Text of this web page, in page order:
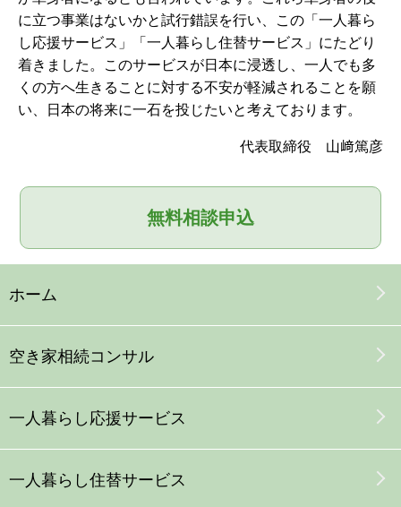
に立つ事業はないかと試行錯誤を行い、この「一人暮ら
し応援サービス」「一人暮らし住替サービス」にたどり
着きました。このサービスが日本に浸透し、一人でも多
くの方へ生きることに対する不安が軽減されることを願
い、日本の将来に一石を投じたいと考えております。
代表取締役 山﨑篤彦
無料相談申込
ホーム
空き家相続コンサル
一人暮らし応援サービス
一人暮らし住替サービス